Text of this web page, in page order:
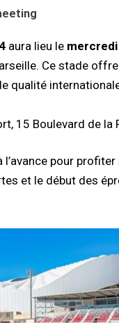
aura lieu le mercredi
Ce stade
qualité
15 Boulevard de
pour profiter
et le début des